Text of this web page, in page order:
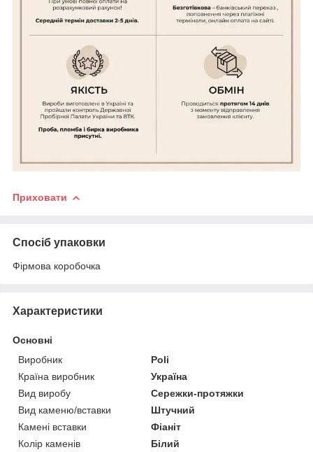
Приховати
Спосіб упаковки
Фірмова коробочка
Характеристики
Основні
Виробник
Poli
Країна виробник
Україна
Вид виробу
Сережки-протяжки
Вид каменю/вставки
Штучний
Камені вставки
Фіаніт
Колір каменів
Білий